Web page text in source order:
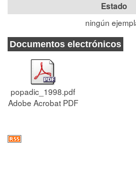
Estado
ningún
Documentos electrónicos
popadic_1998.pdf
Adobe Acrobat PDF